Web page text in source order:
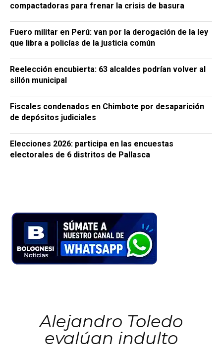
compactadoras para frenar la crisis de basura
Fuero militar en Perú: van por la derogación de la ley
que libra a policías de la justicia común
Reelección encubierta: 63 alcaldes podrían volver al
sillón municipal
Fiscales condenados en Chimbote por desaparición
de depósitos judiciales
Elecciones 2026: participa en las encuestas
electorales de 6 distritos de Pallasca
Alejandro Toledo
evalúan indulto